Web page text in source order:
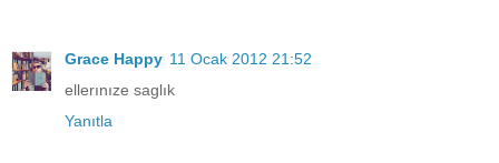
Grace Happy 11 Ocak 2012 21:52
ellerınıze saglık
Yanıtla